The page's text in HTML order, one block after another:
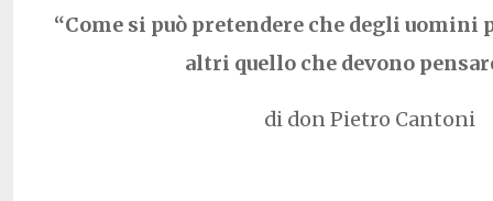
“Come si può pretendere che degli uomini
altri quello che devono
di don Pietro Cantoni